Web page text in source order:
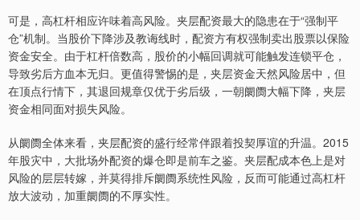
可是，高杠杆相应许味着高风险。夹层配资最大的隐患在于“强制平
仓”机制。当股价下降涉及教诲线时，配资方有权强制卖出股票以保险
资金安全。由于杠杆倍数高，股价的小幅回调就可能触发连锁平仓，
导致劣后方血本无归。更值得警惕的是，夹层资金天然风险居中，但
在顶点行情下，其退回规章仅优于劣后级，一朝阛阓大幅下降，夹层
资金相同面对损失风险。
从阛阓全体来看，夹层配资的盛行经常伴跟着投契厚谊的升温。2015
年股灾中，大批场外配资的爆仓即是前车之鉴。夹层配成本色上是对
风险的层层转嫁，并莫得排斥阛阓系统性风险，反而可能通过高杠杆
放大波动，加重阛阓的不厚实性。